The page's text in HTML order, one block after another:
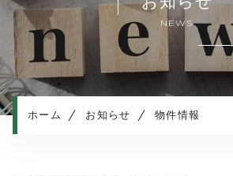
仲介売却
業者買取
NEWS
ホーム お知らせ 物件情報